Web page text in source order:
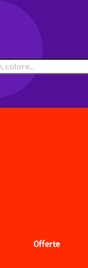
Offerte